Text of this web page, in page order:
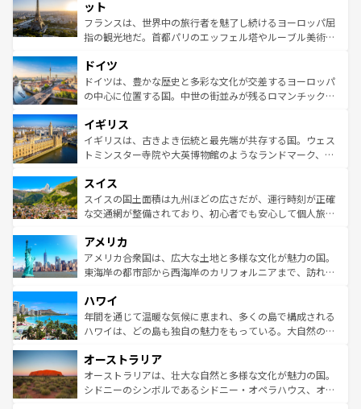
なお、新着のイタリア情報は
しい。
れる闘牛、そして美味しいタパスが生活の一部となってい
る。首都マドリードの洗練された雰囲気や、バルセロナの
アートに溢れた街角から、地方では古代ローマ遺跡や中世
せる。地方によって風土や気候が異なるスペインはその個
性で訪れる人を魅了する。 なお、新着のスペイン情報は コ
ンテンツ一覧を参照してほしい。
ット
フランスは、世界中の旅行者を魅了し続けるヨーロッパ屈
指の観光地だ。首都パリのエッフェル塔やルーブル美術館
で、幅広い魅力が詰まっている。華麗な宮殿、歴史的な大
聖堂、美しいビーチ、そして豊かな自然が、訪れる者を心
から魅了する。また、フランスは美食の国としても知ら
いる。シャンパンの発祥地であるランス、プロヴァンスの
香り高いラベンダー畑など、多彩な楽しみ方が可能だ。さ
らに、パリ以外の地域にも魅力が溢れており、どの街角に
れる地方に足を運ぶとそれぞれで全く異なる文化を体験で
きるだろう。 なお、新着のフランス情報はコンテンツ一覧
を参照してほしい。
ドイツ
ドイツは、豊かな歴史と多彩な文化が交差するヨーロッパ
の中心に位置する国。中世の街並みが残るロマンチック街
顔を持つこの国は、どこを歩いても飽きることがない。ベ
ルリンの文化的活気、バイエルン州のアルプスの絶景、そ
してライン川沿いのワイン畑といった風景は必見。ビール
は、お酒好きな人にはぜひ体験してほしい。 なお、新着の
ドイツ情報はコンテンツ一覧を参照してほしい。
イギリス
イギリスは、古きよき伝統と最先端が共存する国。ウェス
トミンスター寺院や大英博物館のようなランドマーク、歴
リアごとに異なる魅力がある。また、優雅なアフタヌーン
ティー、ビール好きにはたまらない英国パブ、サッカー観
戦など、本場だからこそできる体験も豊富。イギリスを旅
ンツ一覧を参照してほしい。
スイス
スイスの国土面積は九州ほどの広さだが、運行時刻が正確
な交通網が整備されており、初心者でも安心して個人旅行
の建物がそのまま残る町や、スイスならではのユニークな
博物館もあり、アルプス観光だけでなく町歩きも満喫する
ことができる。国民の所得が高いため物価も高いが、旅行
ば市内交通費無料で観光を楽しむこともできる。 なお、新
着のスイス情報はコンテンツ一覧 を参照してほしい。
アメリカ
アメリカ合衆国は、広大な土地と多様な文化が魅力の国。
東海岸の都市部から西海岸のカリフォルニアまで、訪れる
のような巨大都市は、観光、ショッピング、エンターテイ
ンメントが詰まった刺激的なスポットだ。一方、アメリカ
西部には大自然が広がり、グランドキャニオンやイエロー
部のニューオーリンズでは、音楽と美食が融合した独特の
文化が魅力。旅行者はアメリカの各地域で異なる魅力を楽
しみながら、その多様性と豊かな歴史を感じることができ
ハワイ
年間を通じて温暖な気候に恵まれ、多くの島で構成される
ハワイは、どの島も独自の魅力をもっている。大自然の神
ワイ島は見逃せない。また、定番の観光地といえばオアフ
島だが、静かな自然を求めるならマウイ島やカウアイ島が
おすすめ。エメラルドグリーンに輝く海をはじめ、豊かな
オーストラリア
オーストラリアは、壮大な自然と多様な文化が魅力の国。
シドニーのシンボルであるシドニー・オペラハウス、オー